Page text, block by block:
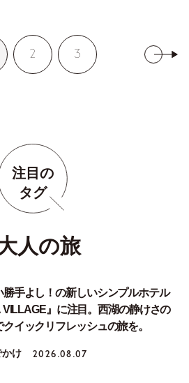
2 3
注目の
タグ
人の旅
勝手よし！の新しいシンプルホテル
VILLAGE』に注目。西湖の静けさの
クイックリフレッシュの旅を。
かけ 2026.08.07